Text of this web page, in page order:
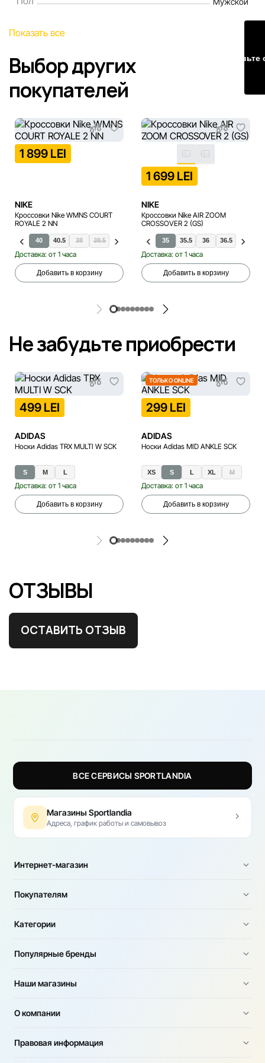
Наша команда регулярно проверяет и обновляет
информацию на сайте, чтобы своевременно выявлять и
исправлять возможные ошибки в кратчайшие разумные
сроки.
Показать все
Выбор других
покупателей
1 899 LEI
NIKE
Кроссовки Nike WMNS COURT
ROYALE 2 NN
37.5 40 40.5 38 38.5 39
Доставка: от 1 часа
Добавить в корзину
1 699 LEI
NIKE
Кроссовки Nike AIR ZOOM
CROSSOVER 2 (GS)
35 35.5 36 36.5 37.5
Доставка: от 1 часа
Добавить в корзину
40
Не забудьте приобрести
499 LEI
ADIDAS
Носки Adidas TRX MULTI W SCK
S M L
Доставка: от 1 часа
Добавить в корзину
ТОЛЬКО ONLINE
299 LEI
ADIDAS
Носки Adidas MID ANKLE SCK
XS S L XL M
Доставка: от 1 часа
Добавить в корзину
ОТЗЫВЫ
ОСТАВИТЬ ОТЗЫВ
Оставьте
ВСЕ СЕРВИСЫ SPORTLANDIA
Магазины Sportlandia
Адреса, график работы и самовывоз
Интернет-магазин
Покупателям
Категории
Популярные бренды
Наши магазины
О компании
Правовая информация